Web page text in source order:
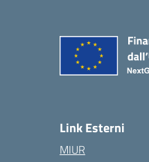
Link Esterni
MIUR